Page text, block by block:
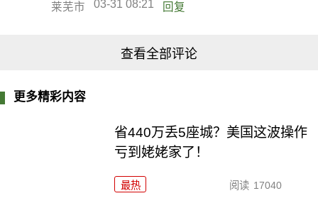
莱芜市 03-31 08:21 回复
查看全部评论
更多精彩内容
省440万丢5座城？美国这波操作
亏到姥姥家了！
最热 阅读 17040